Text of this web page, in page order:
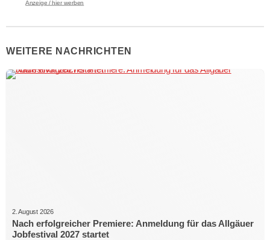
Anzeige / hier werben
WEITERE NACHRICHTEN
2. August 2026
Nach erfolgreicher Premiere: Anmeldung für das Allgäuer
Jobfestival 2027 startet